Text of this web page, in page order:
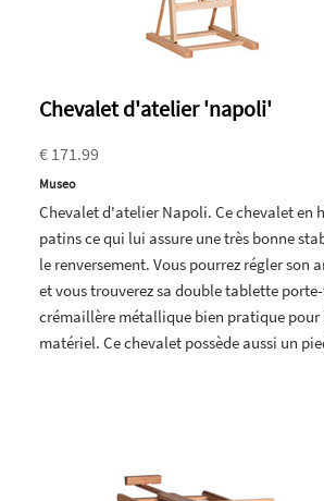
Chevalet d'atelier 'napoli'
€ 171.99
Museo
Chevalet d'atelier Napoli. Ce chevalet en
patins ce qui lui assure une très bonne
le renversement. Vous pourrez régler son
et vous trouverez sa double tablette
crémaillère métallique bien pratique pour
matériel. Ce chevalet possède aussi un